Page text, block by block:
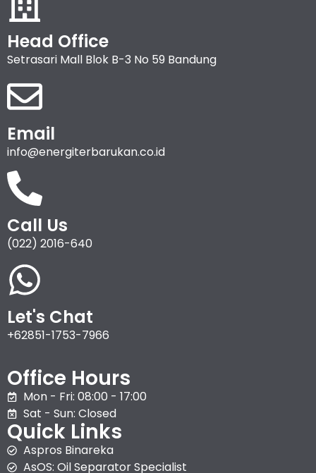
Head Office
Setrasari Mall Blok B-3 No 59 Bandung
Email
info@energiterbarukan.co.id
Call Us
(022) 2016-640
Let's Chat
+62851-1753-7966
Office Hours
Mon - Fri: 08:00 - 17:00
Sat - Sun: Closed
Quick Links
Aspros Binareka
AsOS: Oil Separator Specialist